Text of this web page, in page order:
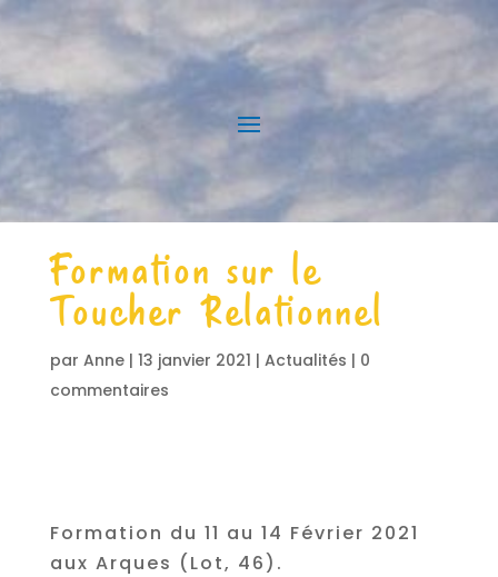
Formation sur le
Toucher Relationnel
par Anne| 13 janvier 2021 | Actualités | 0
commentaires
Formation du 11 au 14 Février 2021
aux Arques (Lot, 46).